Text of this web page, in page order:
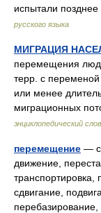
испытали
русского языка
МИГРАЦИЯ
перемещения
терр. с переменой
или менее
миграционных
энциклопедический
перемещение —
движение,
транспортировка,
сдвигание,